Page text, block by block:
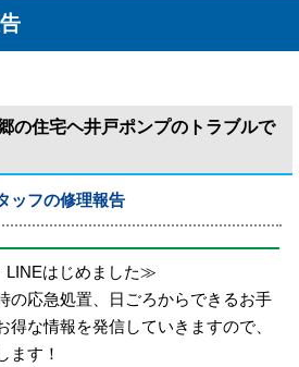
の住宅ヘ井戸ポンプのトラブルで
ッフの修理報告
LINEはじめました≫
の応急処置、日ごろからできるお手
得な情報を発信していきますので、
ます！